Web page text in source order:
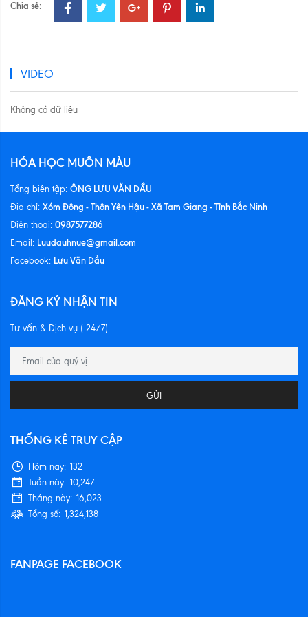
Chia sẻ:
VIDEO
Không có dữ liệu
HÓA HỌC MUÔN MÀU
Tổng biên tập: ÔNG LƯU VĂN DẦU
Địa chỉ: Xóm Đông - Thôn Yên Hậu - Xã Tam Giang - Tỉnh Bắc Ninh
Điện thoại: 0987577286
Email: Luudauhnue@gmail.com
Facebook: Lưu Văn Dầu
ĐĂNG KÝ NHẬN TIN
Tư vấn & Dịch vụ ( 24/7)
GỬI
THỐNG KÊ TRUY CẬP
Hôm nay: 132
Tuần này: 10,247
Tháng này: 16,023
Tổng số: 1,324,138
FANPAGE FACEBOOK